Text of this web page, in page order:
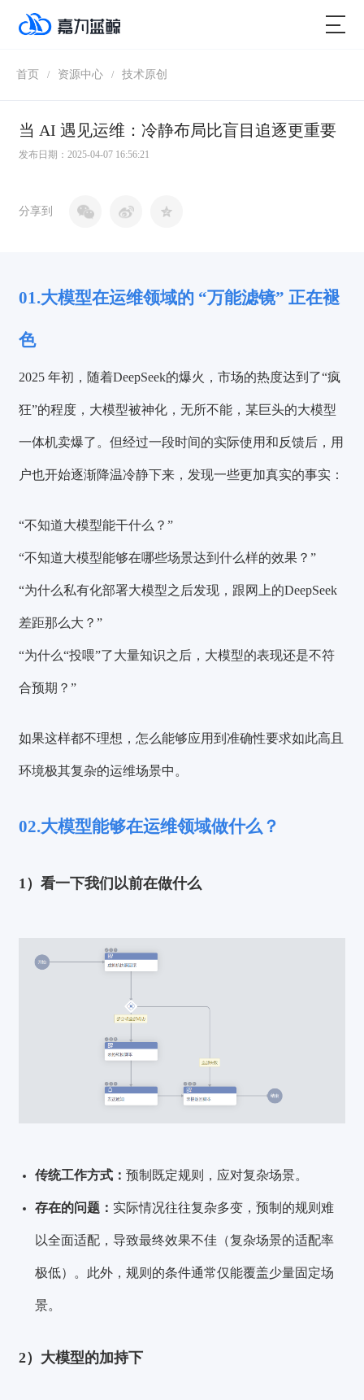
首页 / 资源中心 / 技术原创
当 AI 遇见运维：冷静布局比盲目追逐更重要
发布日期：2025-04-07 16:56:21
分享到
01.大模型在运维领域的 “万能滤镜” 正在褪
色
2025 年初，随着DeepSeek的爆火，市场的热度达到了“疯
狂”的程度，大模型被神化，无所不能，某巨头的大模型
一体机卖爆了。但经过一段时间的实际使用和反馈后，用
户也开始逐渐降温冷静下来，发现一些更加真实的事实：
“不知道大模型能干什么？”
“不知道大模型能够在哪些场景达到什么样的效果？”
“为什么私有化部署大模型之后发现，跟网上的DeepSeek
差距那么大？”
“为什么“投喂”了大量知识之后，大模型的表现还是不符
合预期？”
如果这样都不理想，怎么能够应用到准确性要求如此高且
环境极其复杂的运维场景中。
02.大模型能够在运维领域做什么？
1）看一下我们以前在做什么
传统工作方式：预制既定规则，应对复杂场景。
存在的问题： 实际情况往往复杂多变，预制的规则难
以全面适配，导致最终效果不佳（复杂场景的适配率
极低）。此外，规则的条件通常仅能覆盖少量固定场
景。
2）大模型的加持下